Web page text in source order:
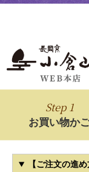
Step 1
お買い物か
【ご注文の進め